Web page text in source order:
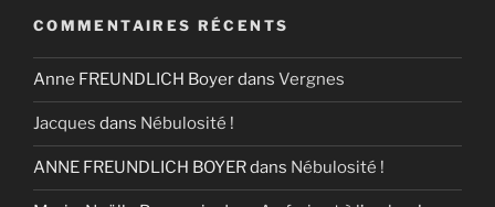
COMMENTAIRES RÉCENTS
Anne FREUNDLICH Boyerdans Vergnes
Jacques dans Nébulosité !
ANNE FREUNDLICH BOYERdans Nébulosité !